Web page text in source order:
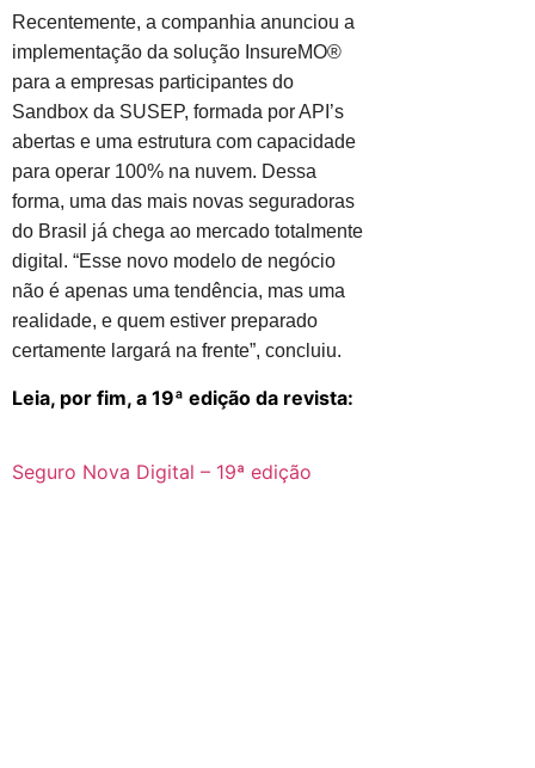
Recentemente, a companhia anunciou a
implementação da solução InsureMO®
para a empresas participantes do
Sandbox da SUSEP, formada por API’s
abertas e uma estrutura com capacidade
para operar 100% na nuvem. Dessa
forma, uma das mais novas seguradoras
do Brasil já chega ao mercado totalmente
digital. “Esse novo modelo de negócio
não é apenas uma tendência, mas uma
realidade, e quem estiver preparado
certamente largará na frente”, concluiu.
Leia, por fim, a 19ª edição da revista:
Seguro Nova Digital – 19ª edição